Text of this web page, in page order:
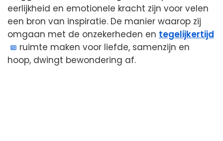
eerlijkheid en emotionele kracht zijn voor velen
een bron van inspiratie. De manier waarop zij
omgaan met de onzekerheden en tegelijkertijd
ruimte maken voor liefde, samenzijn en
hoop, dwingt bewondering af.